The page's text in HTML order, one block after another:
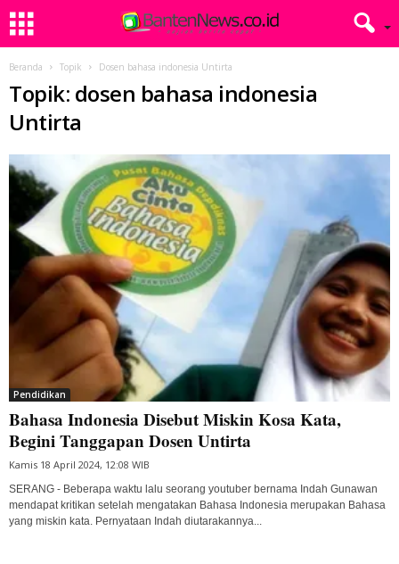
Beranda Topik Dosen bahasa indonesia Untirta
Topik: dosen bahasa indonesia
Untirta
Pendidikan
Bahasa Indonesia Disebut Miskin Kosa Kata,
Begini Tanggapan Dosen Untirta
Kamis 18 April 2024, 12:08 WIB
SERANG - Beberapa waktu lalu seorang youtuber bernama Indah Gunawan
mendapat kritikan setelah mengatakan Bahasa Indonesia merupakan Bahasa
yang miskin kata. Pernyataan Indah diutarakannya...